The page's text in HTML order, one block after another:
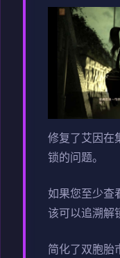
修复了艾因在
锁的问题。
如果您至少查
该可以追溯解
简化了双胞胎